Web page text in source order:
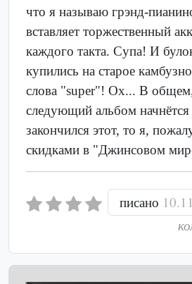
что я называю грэнд-
вставляет торжественный
каждого такта. Супа! И
купились на старое
слова "super"! Ох... В
следующий альбом начнётся
закончился этот, то я,
скидками в "Джинсовом
писано